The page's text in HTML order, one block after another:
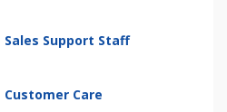
Sales Support Staff
Customer Care